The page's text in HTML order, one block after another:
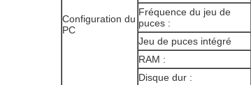
Configuration du
PC
Fréquence du jeu de
puces :
Jeu de puces intégré
RAM :
Disque dur :